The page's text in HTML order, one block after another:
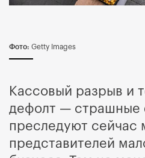
Фото: Getty Images
Кассовый разрыв и
дефолт — страшные
преследуют сейчас
представителей